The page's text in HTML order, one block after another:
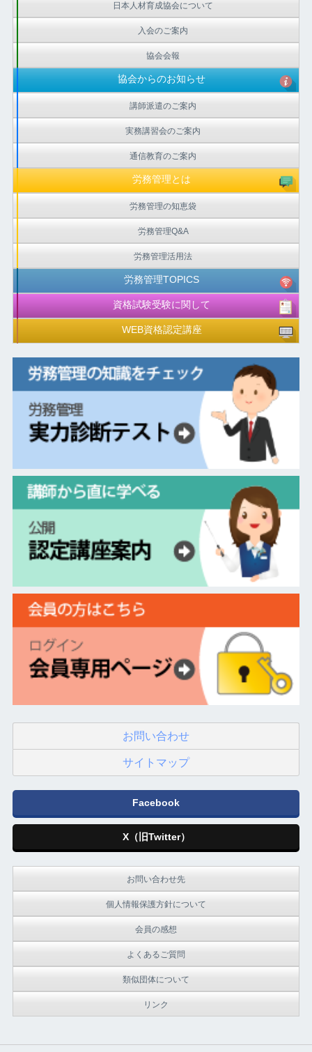
日本人材育成協会について
入会のご案内
協会会報
協会からのお知らせ
講師派遣のご案内
実務講習会のご案内
通信教育のご案内
労務管理とは
労務管理の知恵袋
労務管理Q&A
労務管理活用法
労務管理TOPICS
資格試験受験に関して
WEB資格認定講座
お問い合わせ
サイトマップ
Facebook
X（旧Twitter）
お問い合わせ先
個人情報保護方針について
会員の感想
よくあるご質問
類似団体について
リンク